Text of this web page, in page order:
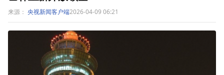
来源： 央视新闻客户端2026-04-09 06:21